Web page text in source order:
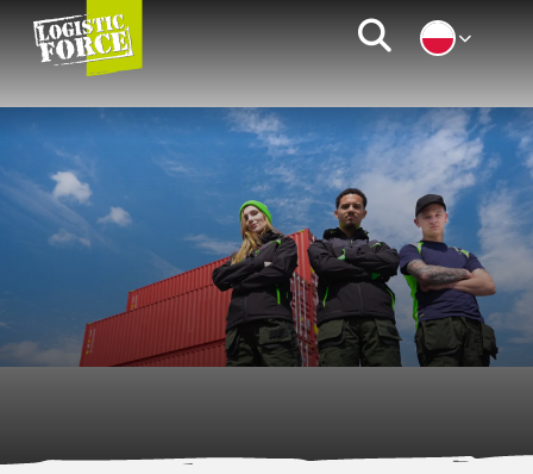
Logistic
Force
|
Zoeken